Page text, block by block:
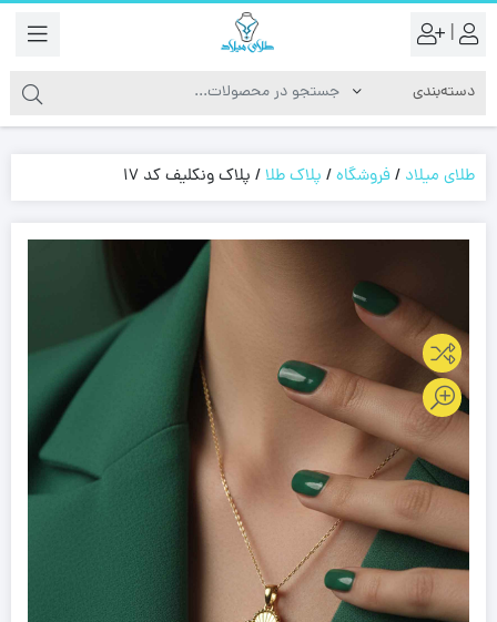
|
طلای میلاد /فروشگاه/ پلاک طلا/ پلاک ونکلیف کد 17